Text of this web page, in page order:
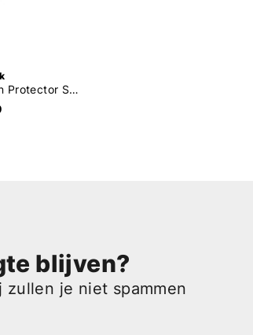
Tempered Glass Screen Protector Samsung Galaxy
blijven?
zullen je niet spammen